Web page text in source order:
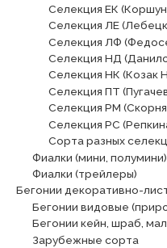
Селекция ЕК
Селекция ЛЕ
Селекция ЛФ
Селекция НД
Селекция НК (Козак
Селекция ПТ
Селекция РМ
Селекция РС
Сорта разных
Фиалки (мини, полумини)
Фиалки (трейлеры)
Бегонии декоративно-
Бегонии видовые
Бегонии кейн, шраб,
Зарубежные сорта